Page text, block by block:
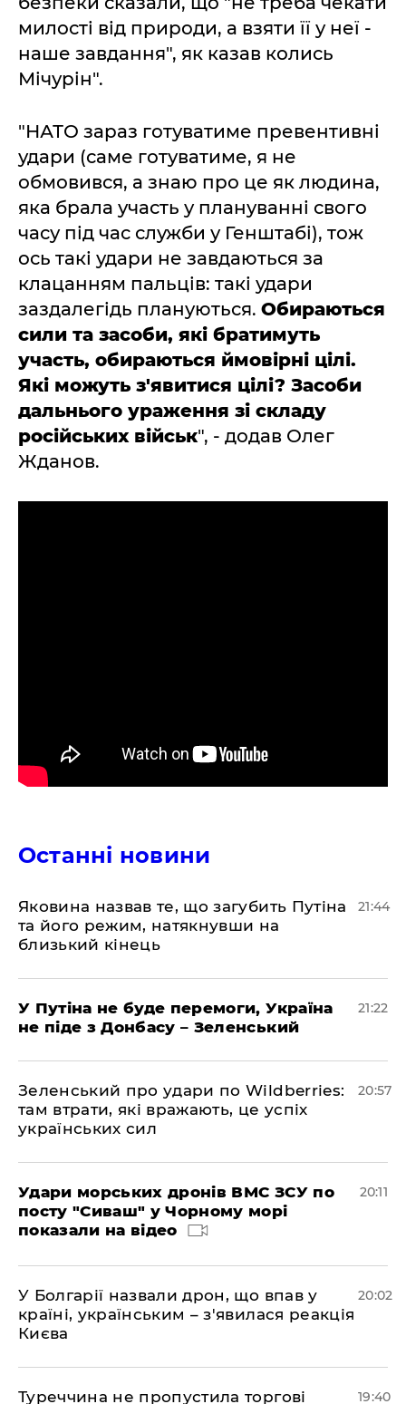
милості від природи, а взяти її у неї -
наше завдання", як казав колись
Мічурін".
"НАТО зараз готуватиме превентивні
удари (саме готуватиме, я не
обмовився, а знаю про це як людина,
яка брала участь у плануванні свого
часу під час служби у Генштабі), тож
ось такі удари не завдаються за
клацанням пальців: такі удари
заздалегідь плануються. Обираються
сили та засоби, які братимуть
участь, обираються ймовірні цілі.
Які можуть з'явитися цілі? Засоби
дальнього ураження зі складу
російських військ", - додав Олег
Жданов.
Останні новини
Яковина назвав те, що загубить Путіна
та його режим, натякнувши на
близький кінець
21:44
У Путіна не буде перемоги, Україна
не піде з Донбасу – Зеленський
21:22
Зеленський про удари по Wildberries:
там втрати, які вражають, це успіх
українських сил
20:57
Удари морських дронів ВМС ЗСУ по
посту "Сиваш" у Чорному морі
показали на відео
20:11
У Болгарії назвали дрон, що впав у
країні, українським – з'явилася реакція
Києва
20:02
Туреччина не пропустила торгові 19:40